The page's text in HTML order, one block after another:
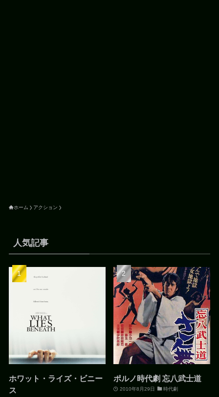
ホーム アクション
人気記事
ホワット・ライズ・ビニー
ス
ポルノ時代劇 忘八武士道
2010年8月29日 時代劇